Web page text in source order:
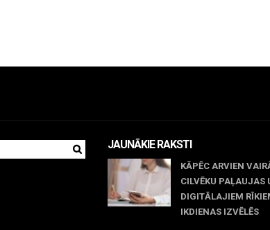
JAUNĀKIE RAKSTI
KĀPĒC ARVIEN
CILVĒKU PAĻAUJAS
DIGITĀLAJIEM
IKDIENAS IZVĒLĒS